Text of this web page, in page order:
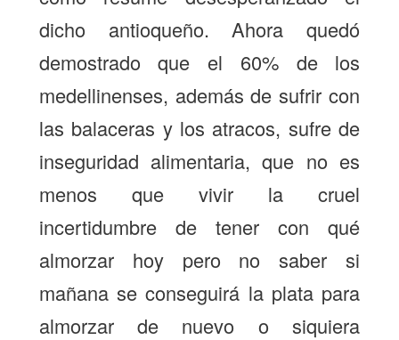
dicho antioqueño. Ahora quedó
demostrado que el 60% de los
medellinenses, además de sufrir con
las balaceras y los atracos, sufre de
inseguridad alimentaria, que no es
menos que vivir la cruel
incertidumbre de tener con qué
almorzar hoy pero no saber si
mañana se conseguirá la plata para
almorzar de nuevo o siquiera